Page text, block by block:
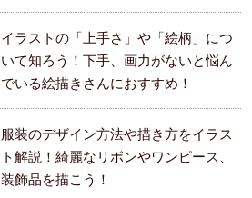
イラストの「上手さ」や「絵柄」につ
いて知ろう！下手、画力がないと悩ん
でいる絵描きさんにおすすめ！
服装のデザイン方法や描き方をイラス
ト解説！綺麗なリボンやワンピース、
装飾品を描こう！